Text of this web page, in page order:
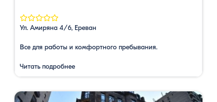
Ул. Амиряна 4/6, Ереван
Все для работы и комфортного пребывания.
Читать подробнее